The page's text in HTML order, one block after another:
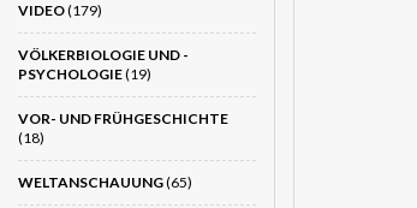
VIDEO(179)
VÖLKERBIOLOGIE UND -
PSYCHOLOGIE(19)
VOR- UND FRÜHGESCHICHTE
(18)
WELTANSCHAUUNG(65)